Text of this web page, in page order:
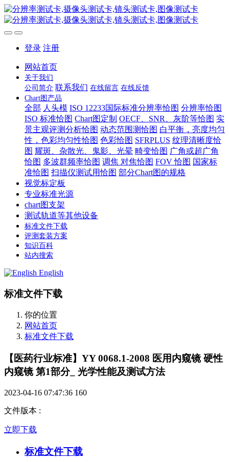
登录 注册
网站首页
关于我们
公司简介 联系我们 在线留言 在线反馈
Chart图产品
全部 人头模 ISO 12233国际标准分辨率恰图 分辨率恰图
ISO 标准恰图 Chart图定制 OECF、SNR、灰阶等恰图 实
景主观评测分析恰图 动态范围测恰图 白平衡，亮度均匀
性，色彩均匀性恰图 色彩恰图 SFRPLUS 纹理清晰度恰
图 耀斑、杂散光、鬼影、光晕 畸变恰图 广角或超广角
恰图 多波群频率恰图 调焦 对焦恰图 FOV 恰图 国家标
准恰图 扫描仪测试用恰图 部分Chart图的规格
视觉标定板
专业标准光源
chart图支架
测试轨道等其他设备
标准文件下载
评测套装方案
知识百科
站内搜索
English
标准文件下载
你的位置
网站首页
标准文件下载
【医药行业标准】YY 0068.1-2008 医用内窥镜 硬性
内窥镜 第1部分_ 光学性能及测试方法
2023-04-16 07:47:36 160
文件版本 :
立即下载
标准文件下载